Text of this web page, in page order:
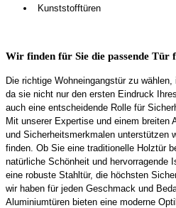
Kunststofftüren
Wir finden für Sie die passende Tür
Die richtige Wohneingangstür zu
da sie nicht nur den ersten Eindruck
auch eine entscheidende Rolle für
Mit unserer Expertise und einem breiten
und Sicherheitsmerkmalen unterstützen
finden. Ob Sie eine traditionelle Holztür
natürliche Schönheit und hervorragende
eine robuste Stahltür, die höchsten
wir haben für jeden Geschmack und
Aluminiumtüren bieten eine moderne